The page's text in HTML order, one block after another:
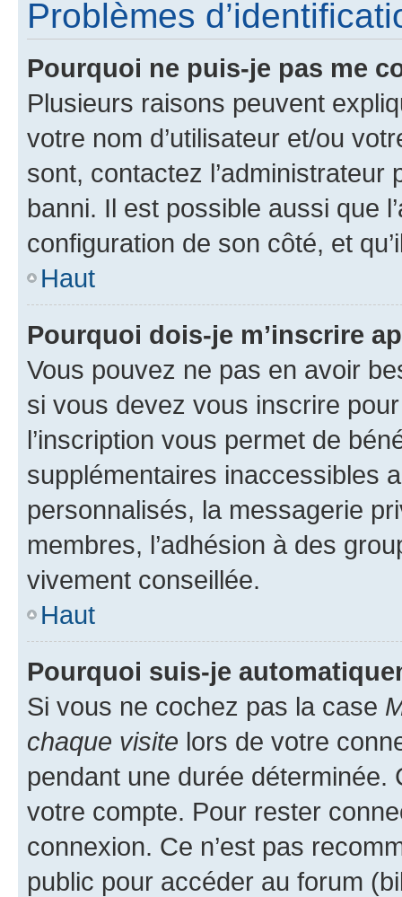
Problèmes
Pourquoi ne puis-je pas me
Plusieurs raisons peuvent
votre nom d’utilisateur et/ou
sont, contactez l’administrateur
banni. Il est possible aussi que
configuration de son côté, et
Haut
Pourquoi dois-je m’inscrire
Vous pouvez ne pas en avoir
si vous devez vous inscrire
l’inscription vous permet de
supplémentaires inaccessibles
personnalisés, la messagerie
membres, l’adhésion à des
vivement conseillée.
Haut
Pourquoi suis-je
Si vous ne cochez pas la case
chaque visite lors de votre
pendant une durée déterminée.
votre compte. Pour rester
connexion. Ce n’est pas
public pour accéder au forum